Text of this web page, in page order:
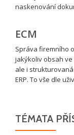
naskenování
ECM
Správa firemního
jakýkoliv obsah
ale i strukturovaná
ERP. To vše dle
TÉMATA